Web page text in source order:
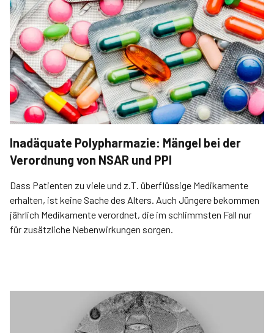
Inadäquate Polypharmazie: Mängel bei der
Verordnung von NSAR und PPI
Dass Patienten zu viele und z.T. überflüssige Medikamente
erhalten, ist keine Sache des Alters. Auch Jüngere bekommen
jährlich Medikamente verordnet, die im schlimmsten Fall nur
für zusätzliche Nebenwirkungen sorgen.